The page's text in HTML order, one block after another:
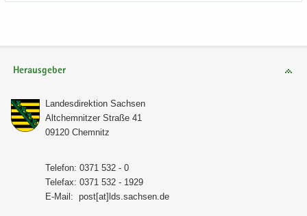
Herausgeber
Lan­des­di­rek­ti­on Sach­sen
Alt­chem­nit­zer Stra­ße 41
09120 Chem­nitz
Te­le­fon: 0371 532 - 0
Te­le­fax: 0371 532 - 1929
E-​Mail: post[at]lds.sach­sen.de